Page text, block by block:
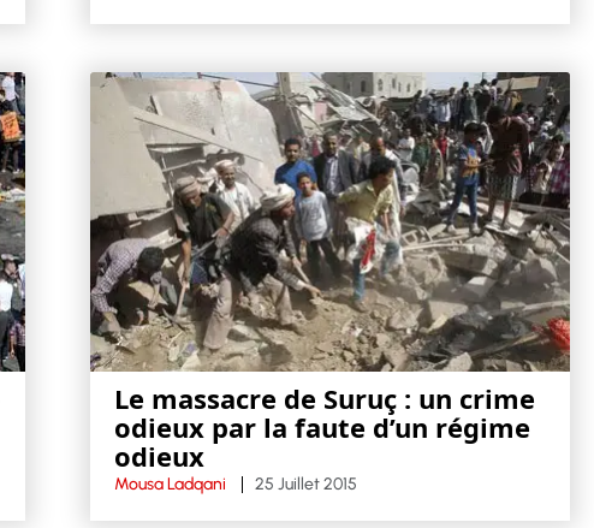
Le massacre de Suruç : un crime
odieux par la faute d’un régime
odieux
Mousa Ladqani 25 Juillet 2015